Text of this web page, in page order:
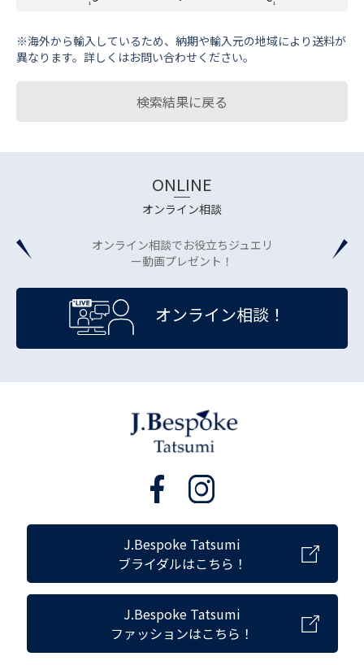
※海外から輸⼊しているため、納期や輸⼊元の地域により送料が
異なります。詳しくはお問い合わせください。
検索結果に戻る
ONLINE
オンライン相談
オンライン相談でお役立ちジュエリ
ー動画プレゼント！
オンライン相談！
J.Bespoke Tatsumi
ブライダルはこちら！
J.Bespoke Tatsumi
ファッションはこちら！